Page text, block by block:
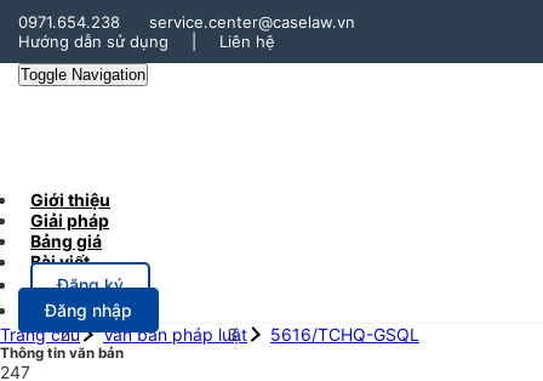
0971.654.238
service.center@caselaw.vn
Hướng dẫn sử dụng
Liên hệ
Toggle Navigation
Giới thiệu
Giải pháp
Bảng giá
Bài viết
Đăng ký
Đăng nhập
Trang chủ
Văn bản pháp luật 5616/TCHQ-GSQL
Thông tin văn bản
247